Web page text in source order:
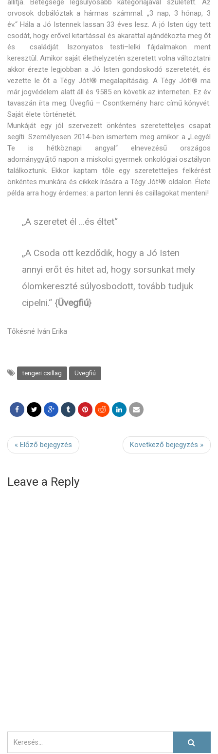
állítja. Betegsége legsúlyosabb kategóriájával született. Az
orvosok dobálóztak a hármas számmal: „3 nap, 3 hónap, 3
év.“ Hála a Jó Istennek lassan 33 éves lesz. A jó Isten úgy tett
csodát, hogy erővel kitartással és akarattal ajándékozta meg őt
és családját. Iszonyatos testi–lelki fájdalmakon ment
keresztül. Amikor saját élethelyzetén szeretett volna változtatni
akkor érezte legjobban a Jó Isten gondoskodó szeretetét, és
vezette le őt a Tégy Jót!® megalapításáig. A Tégy Jót!® ma
már jogvédelem alatt áll és 9585 en követik az interneten. Ez év
tavaszán írta meg: Üvegfiú – Csontkemény harc című könyvét.
Saját élete történetét.
Munkáját egy jól szervezett önkéntes szeretetteljes csapat
segíti. Személyesen 2014-ben ismertem meg amikor a „Legyél
Te is hétköznapi angyal“ elnevezésű országos
adománygyűjtő napon a miskolci gyermek onkológiai osztályon
találkoztunk. Ekkor kaptam tőle egy szeretetteljes felkérést
önkéntes munkára és cikkek írására a Tégy Jót!® oldalon. Élete
példa arra hogy érdemes: a parton lenni és csillagokat menteni!
„A szeretet él …és éltet“
„A Csoda ott kezdődik, hogy a Jó Isten
annyi erőt és hitet ad, hogy sorsunkat mely
ólomkereszté súlyosbodott, tovább tudjuk
cipelni.“ {Üvegfiú}
Tőkésné Iván Erika
tengeri csillag Üvegfiú
« Előző bejegyzés Következő bejegyzés »
Leave a Reply